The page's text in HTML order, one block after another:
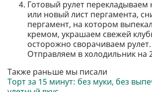
Готовый рулет перекладываем
или новый лист пергамента,
пергамент, на котором
кремом, украшаем свежей
осторожно сворачиваем
Отправляем в холодильник на
Также раньше мы писали
Торт за 15 минут: без муки, без